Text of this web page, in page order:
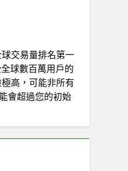
交易量排名第一
球數百萬用戶的
高，可能非所有
會超過您的初始